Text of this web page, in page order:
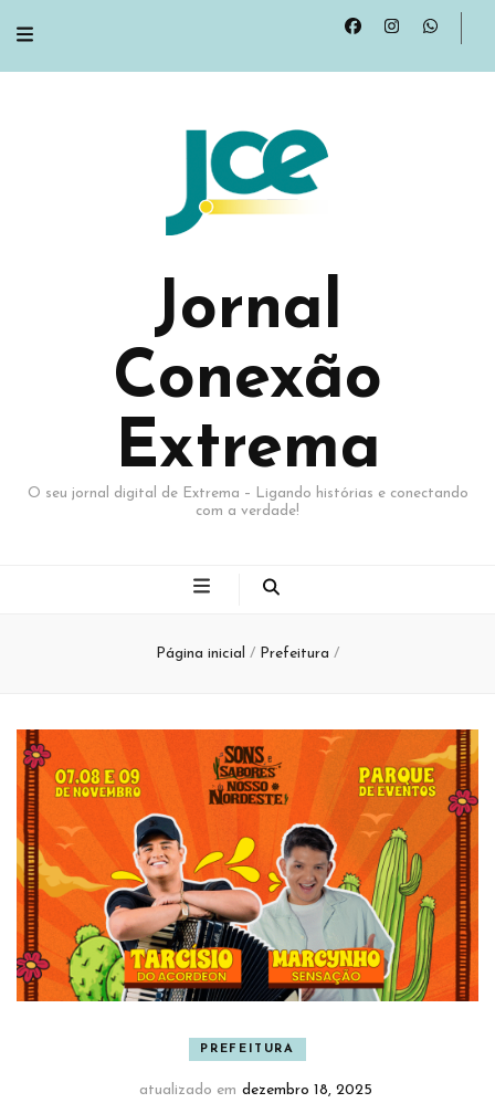
Jornal
Conexão
Extrema
O seu jornal digital de Extrema – Ligando histórias e conectando
com a verdade!
Página inicial / Prefeitura /
PREFEITURA
atualizado em dezembro 18, 2025